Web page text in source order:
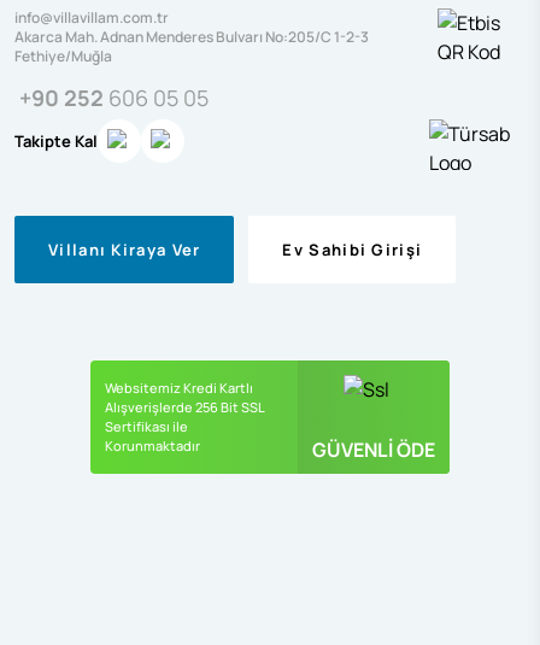
info@villavillam.com.tr
Akarca Mah. Adnan Menderes Bulvarı No:205/C 1-2-3
Fethiye/Muğla
+90 252 606 05 05
Takipte Kal
Villanı Kiraya Ver Ev Sahibi Girişi
Websitemiz Kredi Kartlı
Alışverişlerde 256 Bit SSL
Sertifikası ile
Korunmaktadır
GÜVENLİ ÖDE